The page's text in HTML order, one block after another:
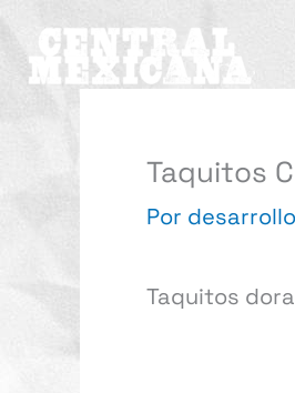
contenido
Taquitos
Por desarrollo
Taquitos